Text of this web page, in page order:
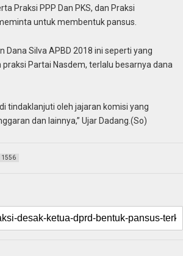
Praksi PPP Dan PKS, dan Praksi
untuk membentuk pansus.
Dana Silva APBD 2018 ini seperti yang
Partai Nasdem, terlalu besarnya dana
tindaklanjuti oleh jajaran komisi yang
dan lainnya,” Ujar Dadang.(So)
1556